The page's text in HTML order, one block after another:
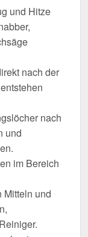
und Hitze
nach der
nach
und
im Bereich
Mitteln und